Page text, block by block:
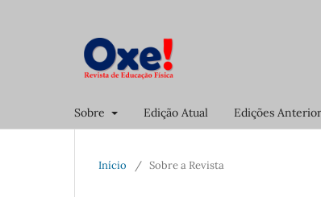
Sobre Edição Atual Edições
Início / Sobre a Revista